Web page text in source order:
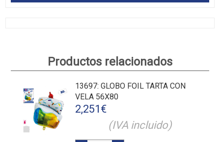
Productos relacionados
13697: GLOBO FOIL TARTA CON
VELA 56X80
2,251 €
(IVA incluido)